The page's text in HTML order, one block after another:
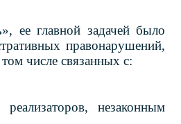
ее главной задачей было
правонарушений,
числе связанных с:
незаконным